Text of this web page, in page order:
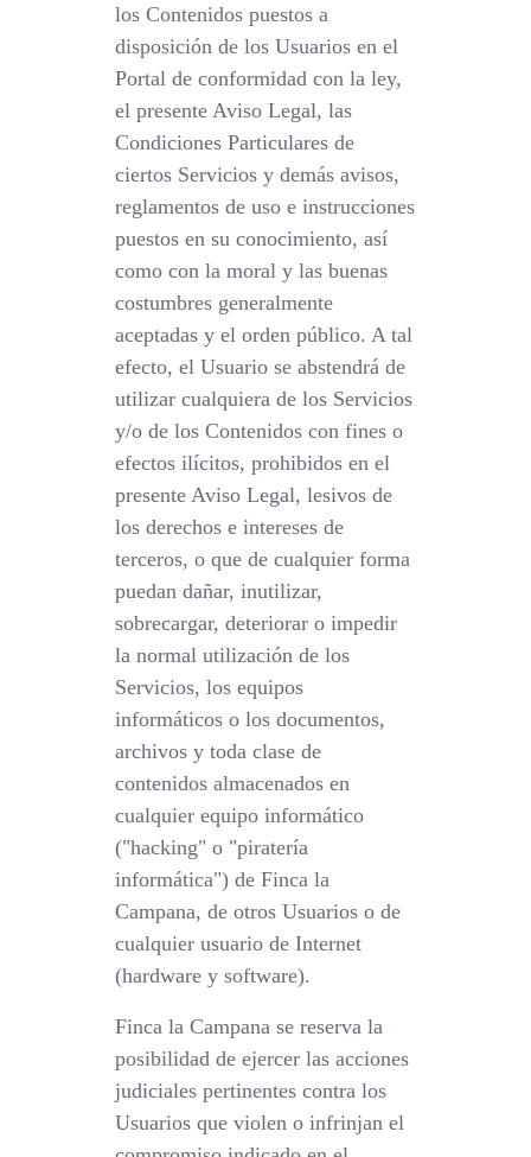
los Contenidos puestos a
disposición de los Usuarios en el
Portal de conformidad con la ley,
el presente Aviso Legal, las
Condiciones Particulares de
ciertos Servicios y demás avisos,
reglamentos de uso e instrucciones
puestos en su conocimiento, así
como con la moral y las buenas
costumbres generalmente
aceptadas y el orden público. A tal
efecto, el Usuario se abstendrá de
utilizar cualquiera de los Servicios
y/o de los Contenidos con fines o
efectos ilícitos, prohibidos en el
presente Aviso Legal, lesivos de
los derechos e intereses de
terceros, o que de cualquier forma
puedan dañar, inutilizar,
sobrecargar, deteriorar o impedir
la normal utilización de los
Servicios, los equipos
informáticos o los documentos,
archivos y toda clase de
contenidos almacenados en
cualquier equipo informático
("hacking" o "piratería
informática") de Finca la
Campana, de otros Usuarios o de
cualquier usuario de Internet
(hardware y software).
Finca la Campana se reserva la
posibilidad de ejercer las acciones
judiciales pertinentes contra los
Usuarios que violen o infrinjan el